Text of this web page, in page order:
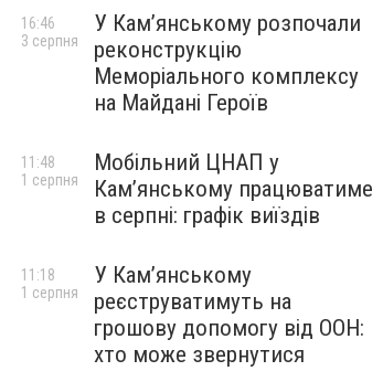
У Кам’янському розпочали
реконструкцію
Меморіального комплексу
на Майдані Героїв
16:46
3 серпня
Мобільний ЦНАП у
Кам’янському працюватиме
в серпні: графік виїздів
11:48
1 серпня
У Кам’янському
реєструватимуть на
грошову допомогу від ООН:
хто може звернутися
11:18
1 серпня